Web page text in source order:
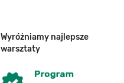
Wyróżniamy najlepsze
warsztaty